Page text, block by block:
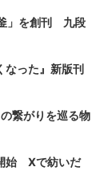
」を創刊 九段
なった』新版刊
繋がりを巡る物
始 Xで紡いだ